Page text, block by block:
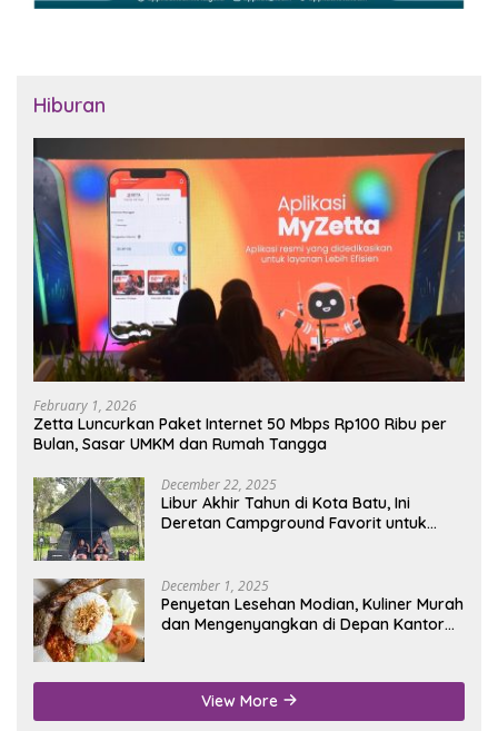
Hiburan
February 1, 2026
Zetta Luncurkan Paket Internet 50 Mbps Rp100 Ribu per
Bulan, Sasar UMKM dan Rumah Tangga
December 22, 2025
Libur Akhir Tahun di Kota Batu, Ini
Deretan Campground Favorit untuk
December 1, 2025
Penyetan Lesehan Modian, Kuliner Murah
dan Mengenyangkan di Depan Kantor
View More